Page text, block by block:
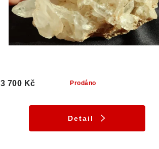
Prodáno
3 700 Kč
Detail